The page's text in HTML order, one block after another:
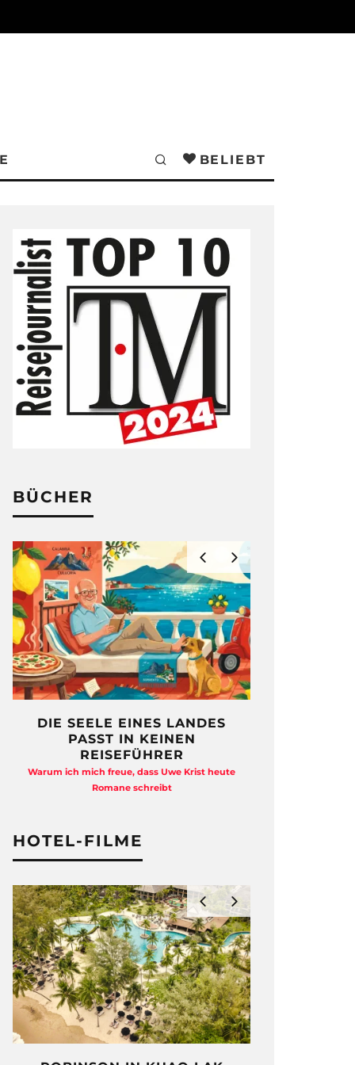
BELIEBT
BÜCHER
DIE SEELE EINES LANDES
PASST IN KEINEN
REISEFÜHRER
Warum ich mich freue, dass Uwe Krist heute
Romane schreibt
HOTEL-FILME